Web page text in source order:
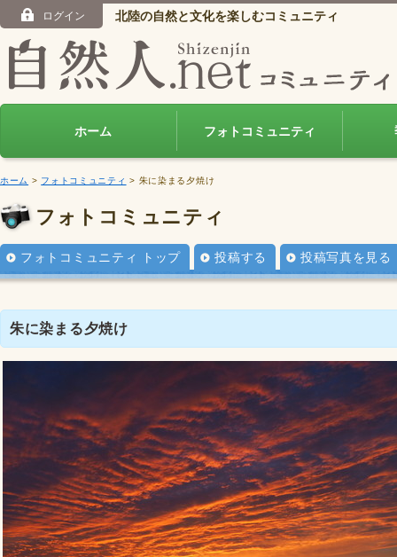
ログイン 北陸の自然と文化を楽しむコミュニティ
ホーム フォトコミュニティ
ホーム > フォトコミュニティ > 朱に染まる夕焼け
フォトコミュニティ
フォトコミュニティ トップ 投稿する 投稿写真を見る
朱に染まる夕焼け